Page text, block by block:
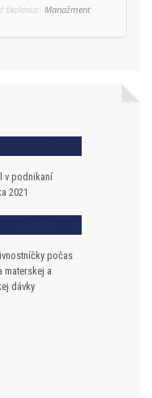
školenia: Manažment
v podnikaní
2021
počas
materskej a
dávky